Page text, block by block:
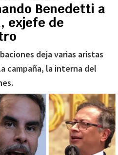
Benedetti a
exjefe de
deja varias aristas
campaña, la interna del